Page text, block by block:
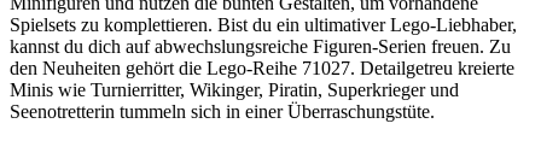
Spielsets zu komplettieren. Bist du ein ultimativer Lego-Liebhaber,
kannst du dich auf abwechslungsreiche Figuren-Serien freuen. Zu
den Neuheiten gehört die Lego-Reihe 71027. Detailgetreu kreierte
Minis wie Turnierritter, Wikinger, Piratin, Superkrieger und
Seenotretterin tummeln sich in einer Überraschungstüte.